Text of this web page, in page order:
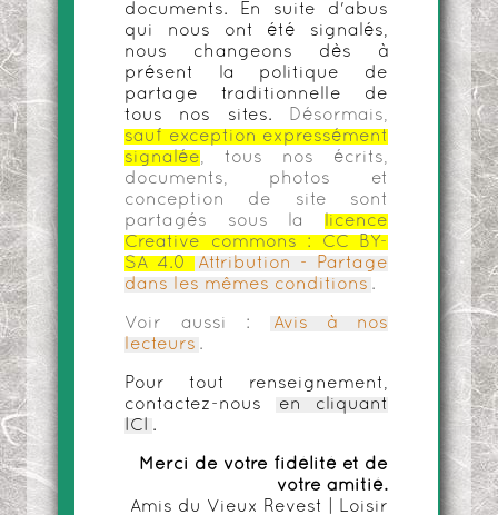
documents. En suite d'abus
qui nous ont été signalés,
nous changeons dès à
présent la politique de
partage traditionnelle de
tous nos sites.
Désormais,
sauf exception expressément
signalée, tous nos écrits,
documents, photos et
conception de site sont
partagés sous la
licence
Creative commons :
CC BY-
SA 4.0
Attribution - Partage
dans les mêmes conditions .
Voir aussi :
Avis à nos
lecteurs .
Pour tout renseignement,
contactez-nous
en cliquant
ICI
.
Merci de votre fidélité et de
votre amitié.
Amis du Vieux Revest | Loisir